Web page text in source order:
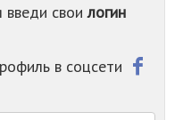
-
-
введи своилогин
в соцсети